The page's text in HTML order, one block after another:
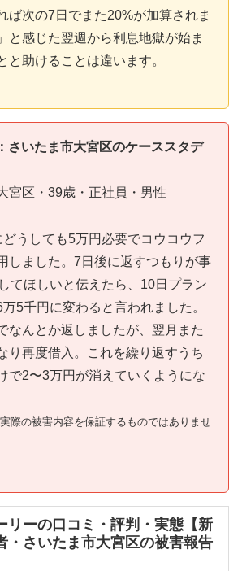
ば次の7日でまた20%が加算されま
と感じた翌週から利息地獄が始ま
と助けることは違います。
さいたま市大宮区のケーススタデ
宮区・39歳・正社員・男性
どうしても5万円必要でコウコウフ
しました。7日後に返すつもりが事
てほしいと伝えたら、10日プラン
5千円に変わると言われました。
なんとか返しましたが、翌月また
り再度借入。これを繰り返すうち
で2〜3万円が消えていくようにな
際の被害内容を保証するものではありませ
リーの口コミ・評判・実態【新
・さいたま市大宮区の被害報告